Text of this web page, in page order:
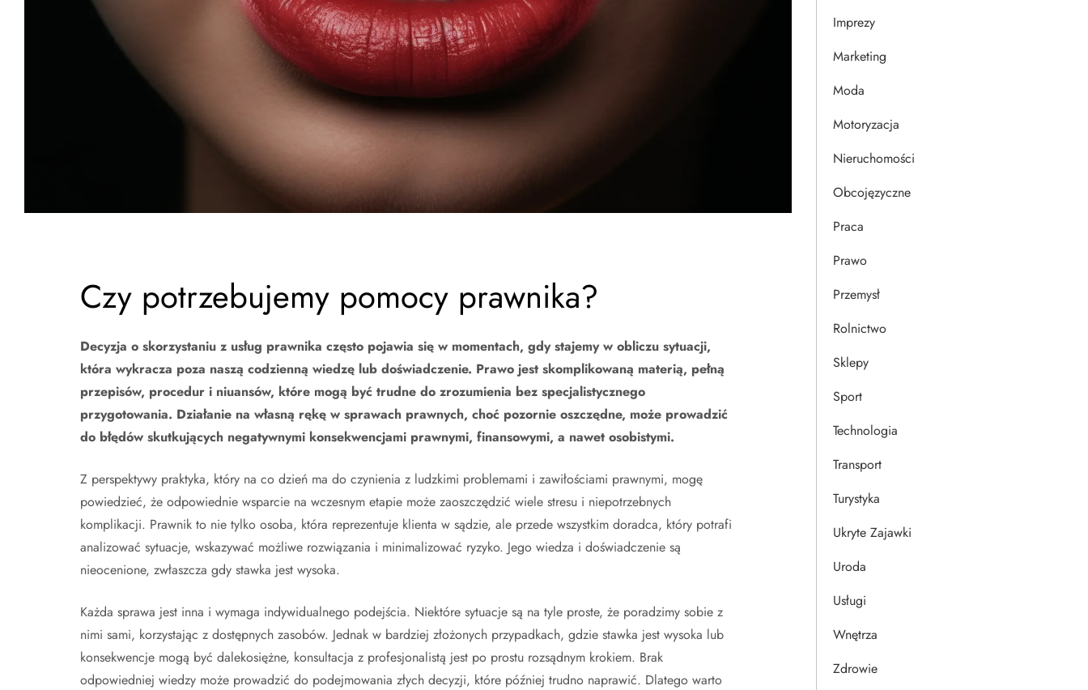
Czy potrzebujemy pomocy prawnika?
Decyzja o skorzystaniu z usług prawnika często pojawia się w momentach, gdy stajemy w obliczu sytuacji,
która wykracza poza naszą codzienną wiedzę lub doświadczenie. Prawo jest skomplikowaną materią, pełną
przepisów, procedur i niuansów, które mogą być trudne do zrozumienia bez specjalistycznego
przygotowania. Działanie na własną rękę w sprawach prawnych, choć pozornie oszczędne, może prowadzić
do błędów skutkujących negatywnymi konsekwencjami prawnymi, finansowymi, a nawet osobistymi.
Z perspektywy praktyka, który na co dzień ma do czynienia z ludzkimi problemami i zawiłościami prawnymi, mogę
powiedzieć, że odpowiednie wsparcie na wczesnym etapie może zaoszczędzić wiele stresu i niepotrzebnych
komplikacji. Prawnik to nie tylko osoba, która reprezentuje klienta w sądzie, ale przede wszystkim doradca, który potrafi
analizować sytuacje, wskazywać możliwe rozwiązania i minimalizować ryzyko. Jego wiedza i doświadczenie są
nieocenione, zwłaszcza gdy stawka jest wysoka.
Każda sprawa jest inna i wymaga indywidualnego podejścia. Niektóre sytuacje są na tyle proste, że poradzimy sobie z
nimi sami, korzystając z dostępnych zasobów. Jednak w bardziej złożonych przypadkach, gdzie stawka jest wysoka lub
konsekwencje mogą być dalekosiężne, konsultacja z profesjonalistą jest po prostu rozsądnym krokiem. Brak
odpowiedniej wiedzy może prowadzić do podejmowania złych decyzji, które później trudno naprawić. Dlatego warto
Imprezy
Marketing
Moda
Motoryzacja
Nieruchomości
Obcojęzyczne
Praca
Prawo
Przemysł
Rolnictwo
Sklepy
Sport
Technologia
Transport
Turystyka
Ukryte Zajawki
Uroda
Usługi
Wnętrza
Zdrowie